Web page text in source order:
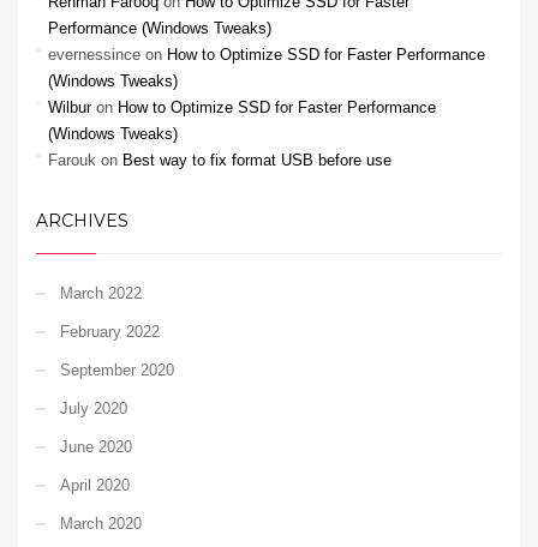
Performance (Windows Tweaks)
evernessince on How to Optimize SSD for Faster Performance
(Windows Tweaks)
Wilburon How to Optimize SSD for Faster Performance
(Windows Tweaks)
Farouk on Best way to fix format USB before use
ARCHIVES
March 2022
February 2022
September 2020
July 2020
June 2020
April 2020
March 2020